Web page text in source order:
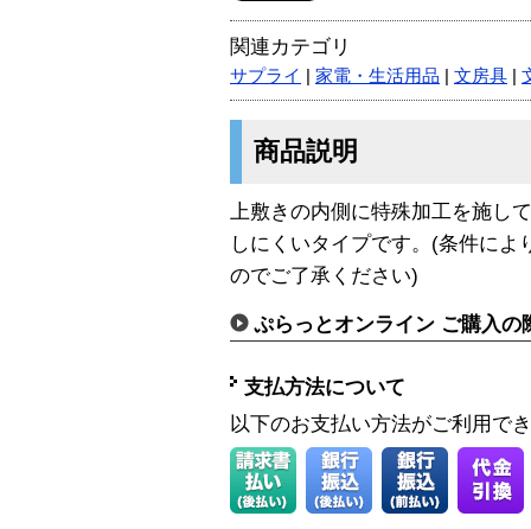
関連カテゴリ
サプライ 家電・生活用品 文房具
商品説明
上敷きの内側に特殊加工を施し
しにくいタイプです。(条件に
のでご了承ください)
ぷらっとオンライン ご購入の
支払方法について
以下のお支払い方法がご利用で